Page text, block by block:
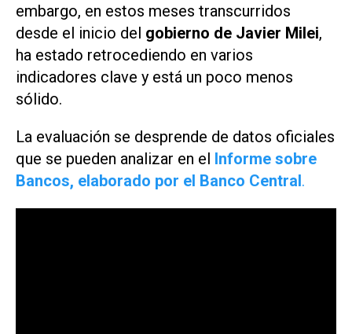
embargo, en estos meses transcurridos
desde el inicio del gobierno de Javier Milei,
ha estado retrocediendo en varios
indicadores clave y está un poco menos
sólido.
La evaluación se desprende de datos oficiales
que se pueden analizar en el Informe sobre
Bancos, elaborado por el Banco Central.